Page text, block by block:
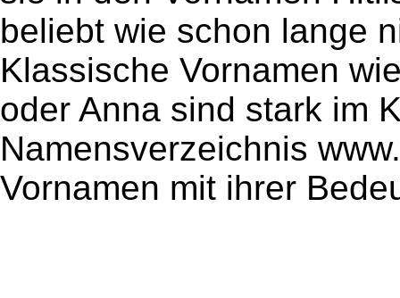
beliebt wie schon lange
Klassische Vornamen
oder Anna sind stark im
Namensverzeichnis
Vornamen mit ihrer